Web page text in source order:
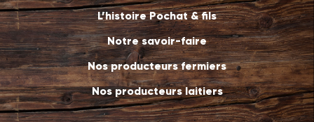
L’histoire Pochat & fils
Notre savoir-faire
Nos producteurs fermiers
Nos producteurs laitiers